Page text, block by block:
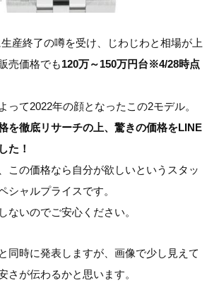
産終了の噂を受け、じわじわと相場が上
売価格でも120万～150万円台※4/28時点
って2022年の顔となったこの2モデル。
を徹底リサーチの上、驚きの価格をLINE
た！
この価格なら自分が欲しいというスタッ
シャルプライスです。
ないのでご安心ください。
同時に発表しますが、画像で少し見えて
さが伝わるかと思います。